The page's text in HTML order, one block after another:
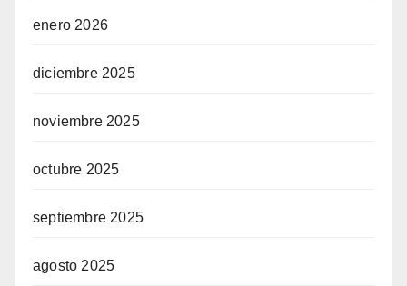
enero 2026
diciembre 2025
noviembre 2025
octubre 2025
septiembre 2025
agosto 2025